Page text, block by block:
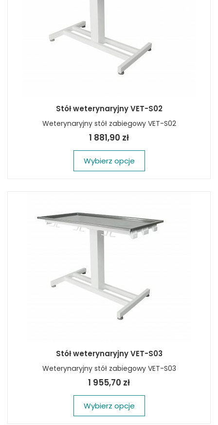
Stół weterynaryjny VET-S02
Weterynaryjny stół zabiegowy VET-S02
1 881,90 zł
Wybierz opcje
Stół weterynaryjny VET-S03
Weterynaryjny stół zabiegowy VET-S03
1 955,70 zł
Wybierz opcje